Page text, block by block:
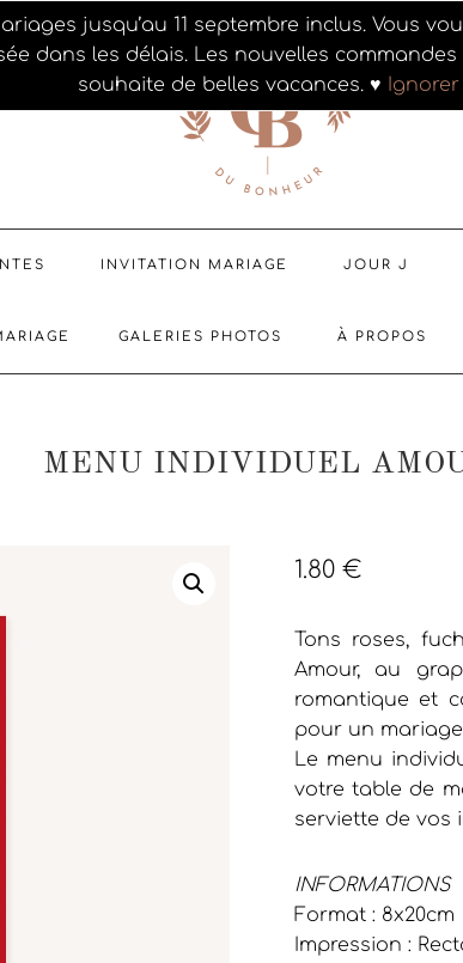
jusqu’au 11 septembre inclus. Vous
dans les délais. Les nouvelles
souhaite de belles vacances. ♥
Ignorer
INVITATION MARIAGE JOUR J
GALERIES PHOTOS À PROPOS
MENU INDIVIDUEL
1.80 €
Tons roses,
Amour, au
romantique et
pour un
Le menu
votre table de
serviette de vos
INFORMATIONS
Format : 8x20cm
Impression :